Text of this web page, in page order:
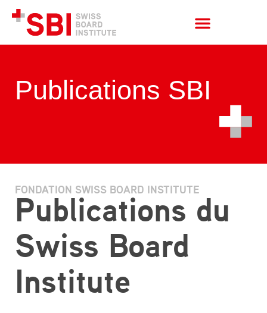
Publications SBI
FONDATION SWISS BOARD INSTITUTE
Publications du
Swiss Board
Institute